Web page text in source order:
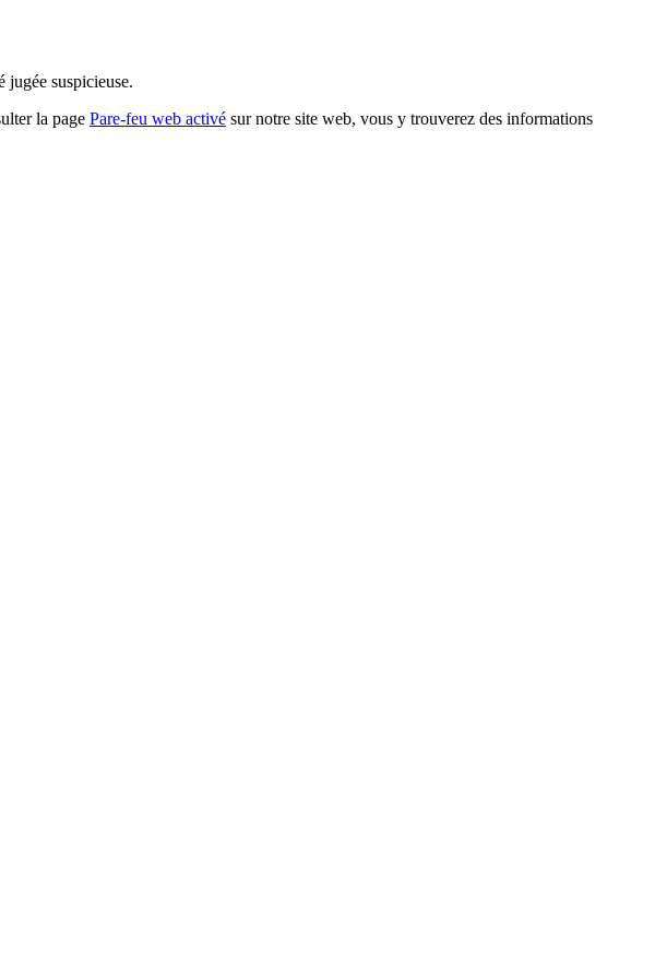
jugée suspicieuse.
la page Pare-feu web activé sur notre site web, vous y trouverez des informations